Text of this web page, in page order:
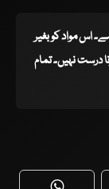
اس مواد کو بغیر
درست نہیں۔ تمام